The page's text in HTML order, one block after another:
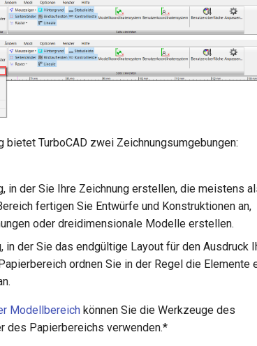
bietet TurboCAD zwei Zeichnungsumgebungen:
in der Sie Ihre Zeichnung erstellen, die meistens
fertigen Sie Entwürfe und Konstruktionen an,
oder dreidimensionale Modelle erstellen.
in der Sie das endgültige Layout für den Ausdruck
ordnen Sie in der Regel die Elemente
Modellbereich können Sie die Werkzeuge des
des Papierbereichs verwenden.*